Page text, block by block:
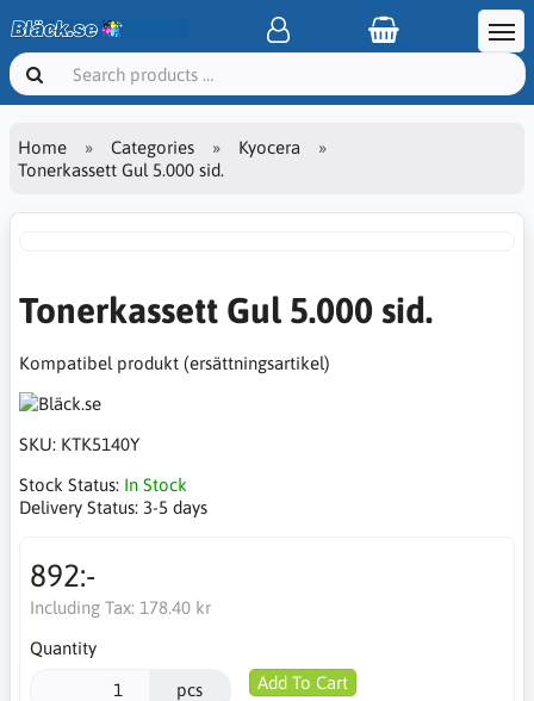
Home Categories
Kyocera
Tonerkassett Gul 5.000 sid.
Tonerkassett Gul 5.000 sid.
Kompatibel produkt (ersättningsartikel)
SKU: KTK5140Y
Stock Status: In Stock
Delivery Status: 3-5 days
892:-
Including Tax: 178.40 kr
Quantity
pcs Add To Cart